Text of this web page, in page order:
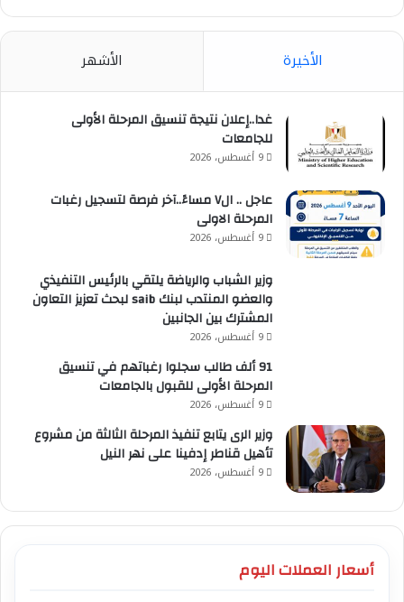
الأخيرة الأشهر
غدا..إعلان نتيجة تنسيق المرحلة الأولى
للجامعات
9 أغسطس، 2026
عاجل .. ال٧ مساءً..آخر فرصة لتسجيل رغبات
المرحلة الاولى
9 أغسطس، 2026
وزير الشباب والرياضة يلتقي بالرئيس التنفيذي
والعضو المنتدب لبنك saib لبحث تعزيز التعاون
المشترك بين الجانبين
9 أغسطس، 2026
91 ألف طالب سجلوا رغباتهم في تنسيق
المرحلة الأولى للقبول بالجامعات
9 أغسطس، 2026
وزير الرى يتابع تنفيذ المرحلة الثالثة من مشروع
تأهيل قناطر إدفينا على نهر النيل
9 أغسطس، 2026
أسعار العملات اليوم